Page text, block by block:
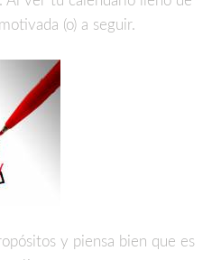
(o) a seguir.
y piensa bien que es